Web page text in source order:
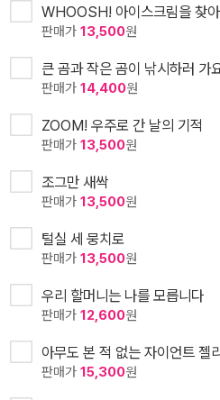
WHOOSH! 아이스크림을 찾
판매가 13,500원
큰 곰과 작은 곰이 낚시하러 가
판매가 14,400원
ZOOM! 우주로 간 날의 기적
판매가 13,500원
조그만 새싹
판매가 13,500원
털실 세 뭉치로
판매가 13,500원
우리 할머니는 나를 모릅니다
판매가 12,600원
아무도 본 적 없는 자이언트 젤
판매가 15,300원